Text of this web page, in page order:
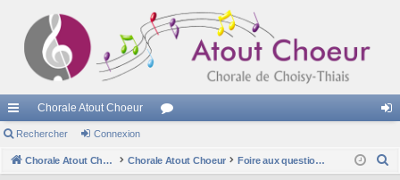
cc
ès
Chorale Atout Choeur
u ne
Rechercher Connexion
Chorale Atout Choeur Chorale Atout Choeur Foire aux questions (Questions posées fréquemment)